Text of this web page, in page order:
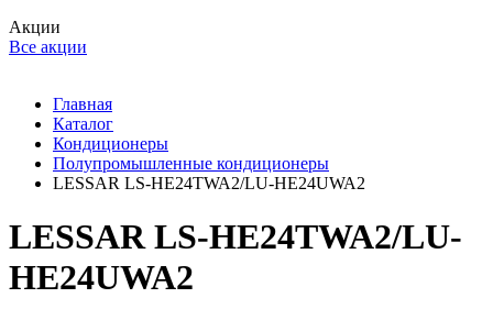
Акции
Все акции
Главная
Каталог
Кондиционеры
Полупромышленные кондиционеры
LESSAR LS-HE24TWA2/LU-HE24UWA2
LESSAR LS-HE24TWA2/LU-
HE24UWA2